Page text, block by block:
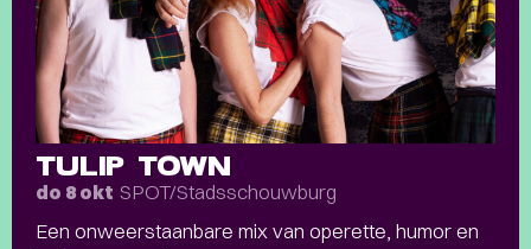
TULIP TOWN
do 8 okt SPOT/Stadsschouwburg
Een onweerstaanbare mix van operette, humor en